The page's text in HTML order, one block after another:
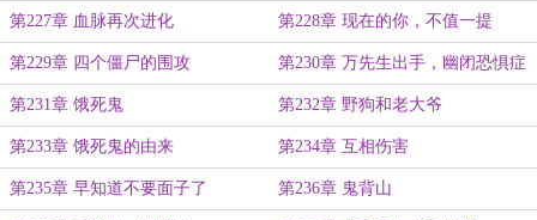
第227章 血脉再次进化 第228章 现在的你，不值一提
第229章 四个僵尸的围攻 第230章 万先生出手，幽闭恐惧症
第231章 饿死鬼 第232章 野狗和老大爷
第233章 饿死鬼的由来 第234章 互相伤害
第235章 早知道不要面子了 第236章 鬼背山